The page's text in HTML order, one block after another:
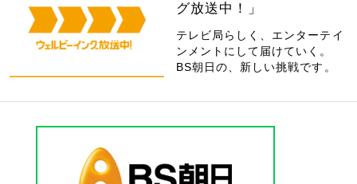
グ放送中！」
テレビ局らしく、エンターテイ
ンメントにして届けていく。
BS朝日の、新しい挑戦です。